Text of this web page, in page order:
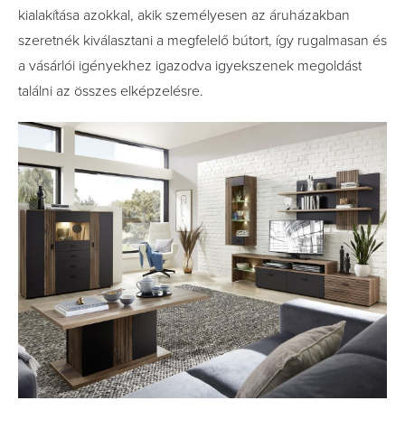
kialakítása azokkal, akik személyesen az áruházakban
szeretnék kiválasztani a megfelelő bútort, így rugalmasan és
a vásárlói igényekhez igazodva igyekszenek megoldást
találni az összes elképzelésre.